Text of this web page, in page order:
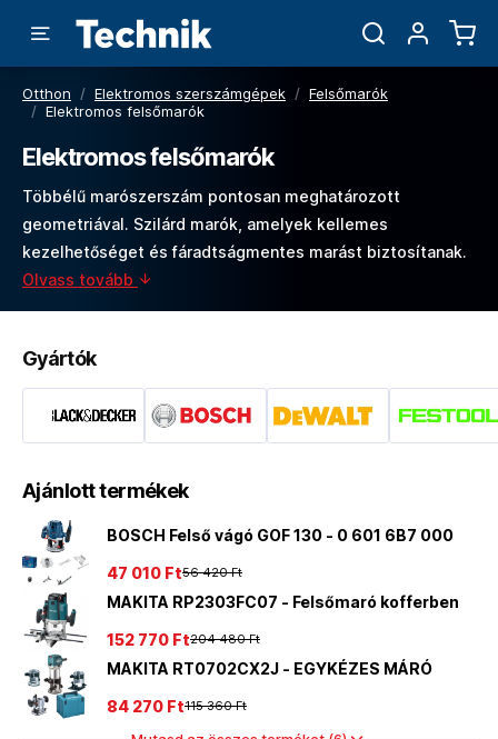
Otthon / Elektromos szerszámgépek / Felsőmarók
/ Elektromos felsőmarók
Elektromos felsőmarók
Többélű marószerszám pontosan meghatározott
geometriával. Szilárd marók, amelyek kellemes
kezelhetőséget és fáradtságmentes marást biztosítanak.
Olvass tovább
Gyártók
Ajánlott termékek
BOSCH Felső vágó GOF 130 - 0 601 6B7 000
56 420 Ft
47 010 Ft
MAKITA RP2303FC07 - Felsőmaró kofferben
204 480 Ft
152 770 Ft
MAKITA RT0702CX2J - EGYKÉZES MÁRÓ
115 360 Ft
84 270 Ft